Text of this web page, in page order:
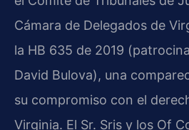
Cámara de Delegados de
la HB 635 de 2019
David Bulova), una
su compromiso con el
Virginia. El Sr. Sris y los Of